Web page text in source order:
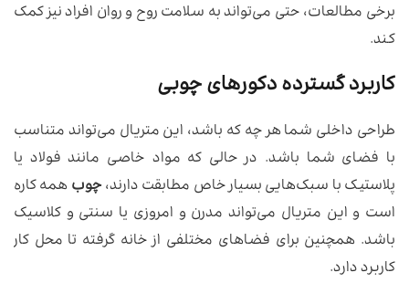
برخی مطالعات، حتی می‌تواند به سلامت روح و روان افراد نیز کمک
کند.
کاربرد گسترده دکورهای چوبی
طراحی داخلی شما هر چه که باشد، این متریال می‌تواند متناسب
با فضای شما باشد. در حالی که مواد خاصی مانند فولاد یا
پلاستیک با سبک‌هایی بسیار خاص مطابقت دارند،چوب همه کاره
است و این متریال می‌تواند مدرن و امروزی یا سنتی و کلاسیک
باشد. همچنین برای فضاهای مختلفی از خانه گرفته تا محل کار
کاربرد دارد.